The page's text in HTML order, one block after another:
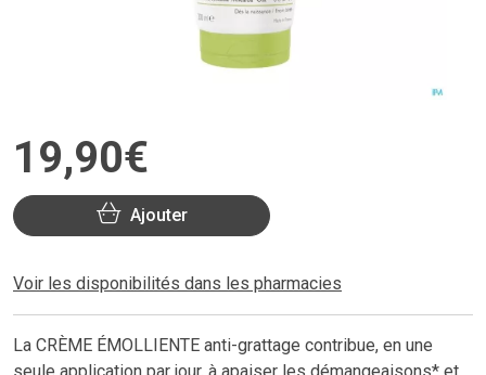
19,90€
Ajouter
Voir les disponibilités dans les pharmacies
La CRÈME ÉMOLLIENTE anti-grattage contribue, en une